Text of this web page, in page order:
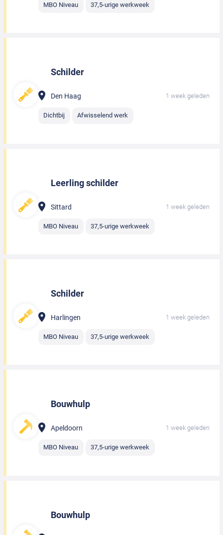
MBO Niveau 37,5-urige werkweek
Schilder
Den Haag 1 week geleden
Dichtbij Afwisselend werk
Leerling schilder
Sittard 1 week geleden
MBO Niveau 37,5-urige werkweek
Schilder
Harlingen 1 week geleden
MBO Niveau 37,5-urige werkweek
Bouwhulp
Apeldoorn 1 week geleden
MBO Niveau 37,5-urige werkweek
Bouwhulp